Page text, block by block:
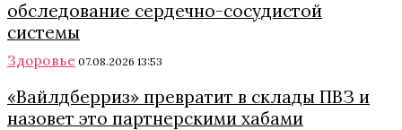
обследование сердечно-сосудистой
системы
Здоровье 07.08.2026 13:53
«Вайлдберриз» превратит в склады ПВЗ и
назовет это партнерскими хабами